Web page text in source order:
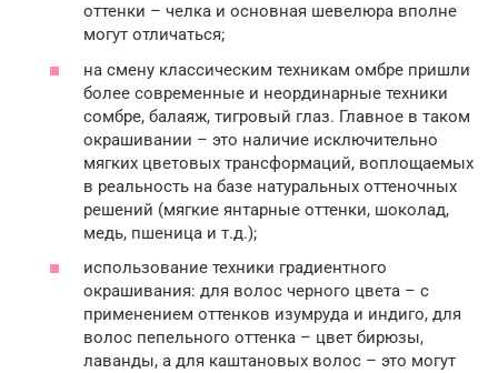
оттенки – челка и основная шевелюра вполне
могут отличаться;
на смену классическим техникам омбре пришли
более современные и неординарные техники
сомбре, балаяж, тигровый глаз. Главное в таком
окрашивании – это наличие исключительно
мягких цветовых трансформаций, воплощаемых
в реальность на базе натуральных оттеночных
решений (мягкие янтарные оттенки, шоколад,
медь, пшеница и т.д.);
использование техники градиентного
окрашивания: для волос черного цвета – с
применением оттенков изумруда и индиго, для
волос пепельного оттенка – цвет бирюзы,
лаванды, а для каштановых волос – это могут